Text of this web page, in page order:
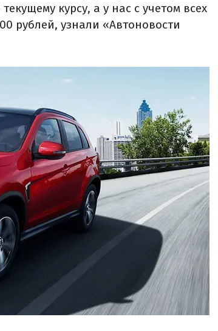
курсу, а у нас с учетом всех
рублей, узнали «Автоновости